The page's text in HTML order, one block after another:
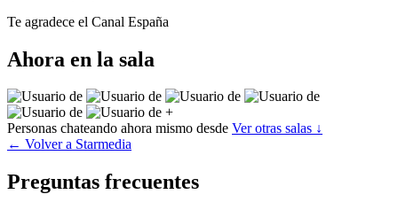
Te agradece el Canal España
Ahora en la sala
+
Personas chateando ahora mismo desde Ver otras salas ↓
← Volver a Starmedia
Preguntas frecuentes